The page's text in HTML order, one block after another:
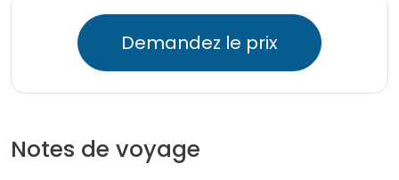
Demandez le prix
Notes de voyage